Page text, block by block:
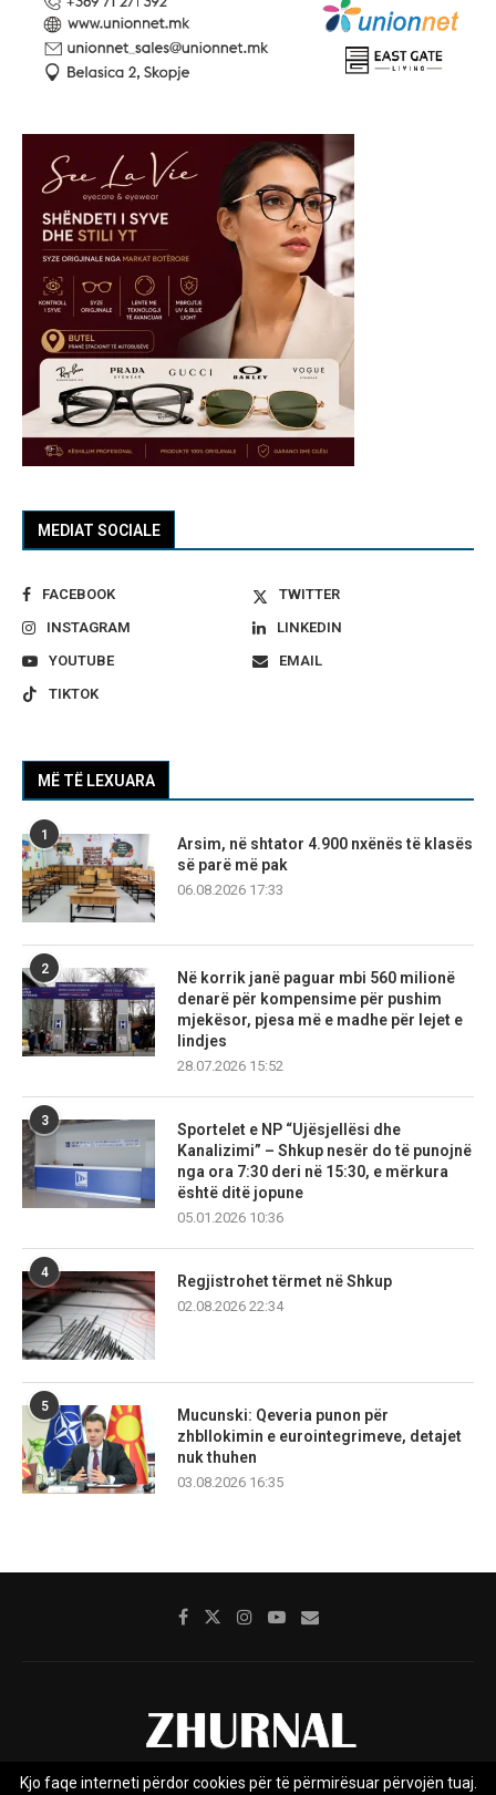
MEDIAT SOCIALE
FACEBOOK
TWITTER
INSTAGRAM
LINKEDIN
YOUTUBE
EMAIL
TIKTOK
MË TË LEXUARA
1
Arsim, në shtator 4.900 nxënës të klasës
së parë më pak
06.08.2026 17:33
2
Në korrik janë paguar mbi 560 milionë
denarë për kompensime për pushim
mjekësor, pjesa më e madhe për lejet e
lindjes
28.07.2026 15:52
3
Sportelet e NP “Ujësjellësi dhe
Kanalizimi” – Shkup nesër do të punojnë
nga ora 7:30 deri në 15:30, e mërkura
është ditë jopune
05.01.2026 10:36
4
Regjistrohet tërmet në Shkup
02.08.2026 22:34
5
Mucunski: Qeveria punon për
zhbllokimin e eurointegrimeve, detajet
nuk thuhen
03.08.2026 16:35
Kjo faqe interneti përdor cookies për të përmirësuar përvojën tuaj.